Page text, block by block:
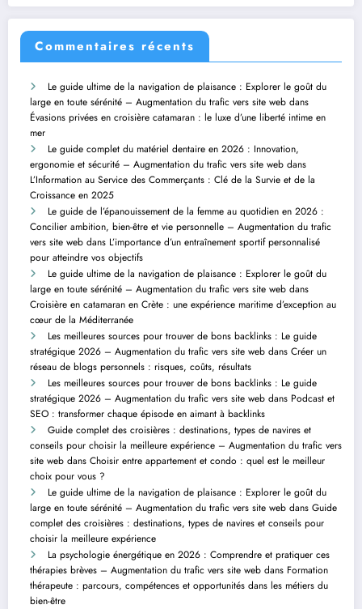
Commentaires récents
Le guide ultime de la navigation de plaisance : Explorer le goût du
large en toute sérénité – Augmentation du trafic vers site web dans
Évasions privées en croisière catamaran : le luxe d’une liberté intime en
mer
Le guide complet du matériel dentaire en 2026 : Innovation,
ergonomie et sécurité – Augmentation du trafic vers site web dans
L’Information au Service des Commerçants : Clé de la Survie et de la
Croissance en 2025
Le guide de l’épanouissement de la femme au quotidien en 2026 :
Concilier ambition, bien-être et vie personnelle – Augmentation du trafic
vers site web dans L’importance d’un entraînement sportif personnalisé
pour atteindre vos objectifs
Le guide ultime de la navigation de plaisance : Explorer le goût du
large en toute sérénité – Augmentation du trafic vers site web dans
Croisière en catamaran en Crète : une expérience maritime d’exception au
cœur de la Méditerranée
Les meilleures sources pour trouver de bons backlinks : Le guide
stratégique 2026 – Augmentation du trafic vers site web dans Créer un
réseau de blogs personnels : risques, coûts, résultats
Les meilleures sources pour trouver de bons backlinks : Le guide
stratégique 2026 – Augmentation du trafic vers site web dans Podcast et
SEO : transformer chaque épisode en aimant à backlinks
Guide complet des croisières : destinations, types de navires et
conseils pour choisir la meilleure expérience – Augmentation du trafic vers
site web dans Choisir entre appartement et condo : quel est le meilleur
choix pour vous ?
Le guide ultime de la navigation de plaisance : Explorer le goût du
large en toute sérénité – Augmentation du trafic vers site web dans Guide
complet des croisières : destinations, types de navires et conseils pour
choisir la meilleure expérience
La psychologie énergétique en 2026 : Comprendre et pratiquer ces
thérapies brèves – Augmentation du trafic vers site web dans Formation
thérapeute : parcours, compétences et opportunités dans les métiers du
bien-être